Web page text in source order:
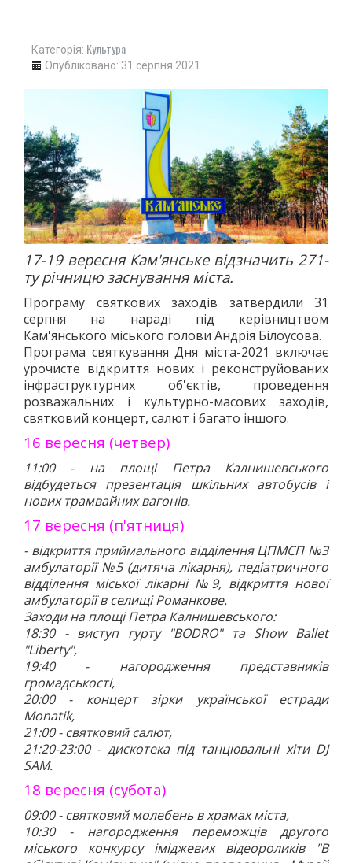
Категорія: Культура
Опубліковано: 31 серпня 2021
17-19 вересня Кам'янське відзначить 271-
ту річницю заснування міста.
Програму святкових заходів затвердили 31
серпня на нараді під керівництвом
Кам'янського міського голови Андрія Білоусова.
Програма святкування Дня міста-2021 включає
урочисте відкриття нових і реконструйованих
інфраструктурних об'єктів, проведення
розважальних і культурно-масових заходів,
святковий концерт, салют і багато іншого.
16 вересня (четвер)
11:00 - на площі Петра Калнишевського
відбудеться презентація шкільних автобусів і
нових трамвайних вагонів.
17 вересня (п'ятниця)
- відкриття приймального відділення ЦПМСП №3
амбулаторії №5 (дитяча лікарня), педіатричного
відділення міської лікарні №9, відкриття нової
амбулаторії в селищі Романкове.
Заходи на площі Петра Калнишевського:
18:30 - виступ гурту "BODRO" та Show Ballet
"Liberty",
19:40 - нагородження представників
громадськості,
20:00 - концерт зірки української естради
Monatik,
21:00 - святковий салют,
21:20-23:00 - дискотека під танцювальні хіти DJ
SAM.
18 вересня (субота)
09:00 - святковий молебень в храмах міста,
10:30 - нагородження переможців другого
міського конкурсу іміджевих відеороликів "В